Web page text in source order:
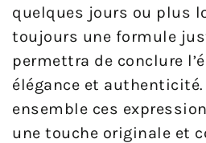
quelques jours ou plus
toujours une formule
permettra de conclure
élégance et authenticité.
ensemble ces
une touche originale et